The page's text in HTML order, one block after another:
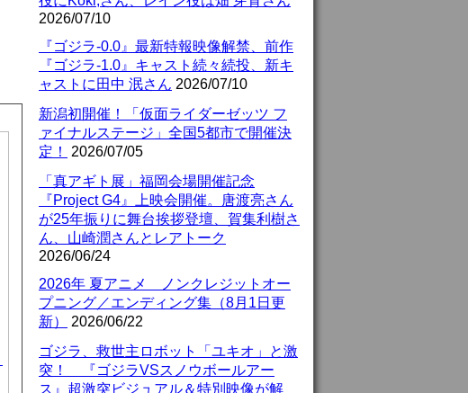
2026/07/10
『ゴジラ-0.0』最新特報映像解禁、前作
『ゴジラ-1.0』キャスト続々続投、新キ
ャストに田中 泯さん 2026/07/10
新潟初開催！「仮面ライダーゼッツ フ
ァイナルステージ」全国5都市で開催決
定！
2026/07/05
「真アギト展」福岡会場開催記念
『Project G4』上映会開催。唐渡亮さん
が25年振りに舞台挨拶登壇、賀集利樹さ
ん、山崎潤さんとレアトーク
2026/06/24
2026年 夏アニメ ノンクレジットオー
プニング／エンディング集（8月1日更
新）
2026/06/22
ゴジラ、救世主ロボット「ユキオ」と激
突！ 『ゴジラVSスノウボールアー
ス』超激突ビジュアル＆特別映像が解